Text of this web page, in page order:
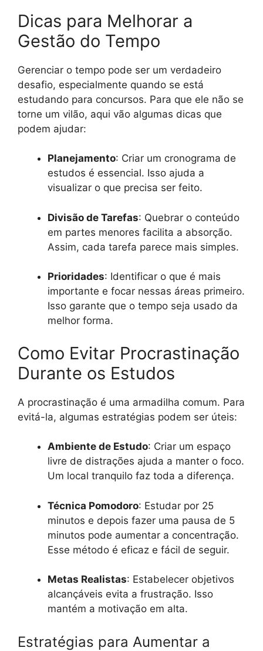
Dicas para Melhorar a
Gestão do Tempo
Gerenciar o tempo pode ser um verdadeiro
desafio, especialmente quando se está
estudando para concursos. Para que ele não se
torne um vilão, aqui vão algumas dicas que
podem ajudar:
Planejamento: Criar um cronograma de
estudos é essencial. Isso ajuda a
visualizar o que precisa ser feito.
Divisão de Tarefas: Quebrar o conteúdo
em partes menores facilita a absorção.
Assim, cada tarefa parece mais simples.
Prioridades: Identificar o que é mais
importante e focar nessas áreas primeiro.
Isso garante que o tempo seja usado da
melhor forma.
Como Evitar Procrastinação
Durante os Estudos
A procrastinação é uma armadilha comum. Para
evitá-la, algumas estratégias podem ser úteis:
Ambiente de Estudo: Criar um espaço
livre de distrações ajuda a manter o foco.
Um local tranquilo faz toda a diferença.
Técnica Pomodoro: Estudar por 25
minutos e depois fazer uma pausa de 5
minutos pode aumentar a concentração.
Esse método é eficaz e fácil de seguir.
Metas Realistas: Estabelecer objetivos
alcançáveis evita a frustração. Isso
mantém a motivação em alta.
Estratégias para Aumentar a